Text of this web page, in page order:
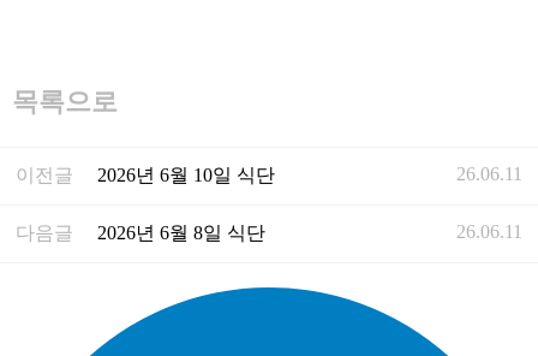
목록으로
이전글 2026년 6월 10일 식단 26.06.11
다음글 2026년 6월 8일 식단 26.06.11